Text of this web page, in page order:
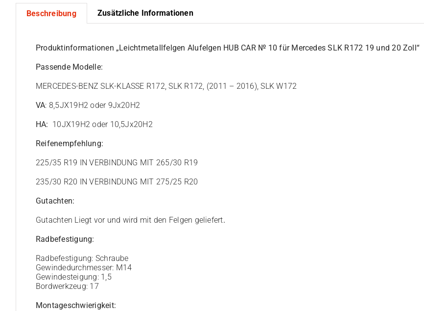
Beschreibung Zusätzliche Informationen
Produktinformationen „Leichtmetallfelgen Alufelgen HUB CAR № 10 für Mercedes SLK R172 19 und 20 Zoll“
Passende Modelle:
MERCEDES-BENZ SLK-KLASSE R172, SLK R172, (2011 – 2016), SLK W172
VA: 8,5JX19H2 oder 9Jx20H2
HA: 10JX19H2 oder 10,5Jx20H2
Reifenempfehlung:
225/35 R19 IN VERBINDUNG MIT 265/30 R19
235/30 R20 IN VERBINDUNG MIT 275/25 R20
Gutachten:
Gutachten Liegt vor und wird mit den Felgen geliefert.
Radbefestigung:
Radbefestigung: Schraube
Gewindedurchmesser: M14
Gewindesteigung: 1,5
Bordwerkzeug: 17
Montageschwierigkeit: